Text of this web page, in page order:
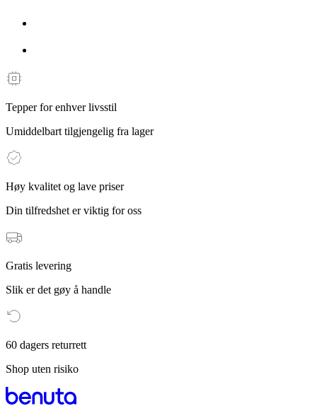
Tepper for enhver livsstil
Umiddelbart tilgjengelig fra lager
Høy kvalitet og lave priser
Din tilfredshet er viktig for oss
Gratis levering
Slik er det gøy å handle
60 dagers returrett
Shop uten risiko